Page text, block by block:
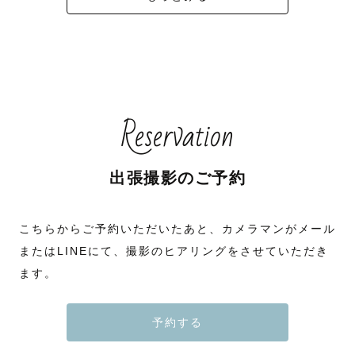
Reservation
出張撮影のご予約
こちらからご予約いただいたあと、カメラマンがメール
またはLINEにて、撮影のヒアリングをさせていただき
ます。
予約する